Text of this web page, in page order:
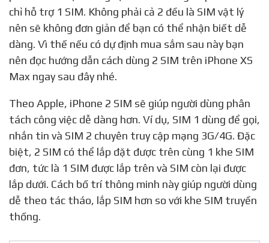
chỉ hỗ trợ 1 SIM. Không phải cả 2 đều là SIM vật lý
nên sẽ không đơn giản để bạn có thể nhận biết dễ
dàng. Vì thế nếu có dự định mua sắm sau này bạn
nên đọc hướng dẫn cách dùng 2 SIM trên iPhone XS
Max ngay sau đây nhé.
Theo Apple, iPhone 2 SIM sẽ giúp người dùng phân
tách công việc dễ dàng hơn. Ví dụ, SIM 1 dùng để gọi,
nhắn tin và SIM 2 chuyên truy cập mạng 3G/4G. Đặc
biệt, 2 SIM có thể lắp đặt được trên cùng 1 khe SIM
đơn, tức là 1 SIM được lắp trên và SIM còn lại được
lắp dưới. Cách bố trí thông minh này giúp người dùng
dễ theo tác tháo, lắp SIM hơn so với khe SIM truyền
thống.